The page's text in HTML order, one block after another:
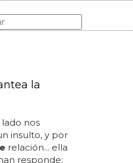
la
nos
insulto, y por